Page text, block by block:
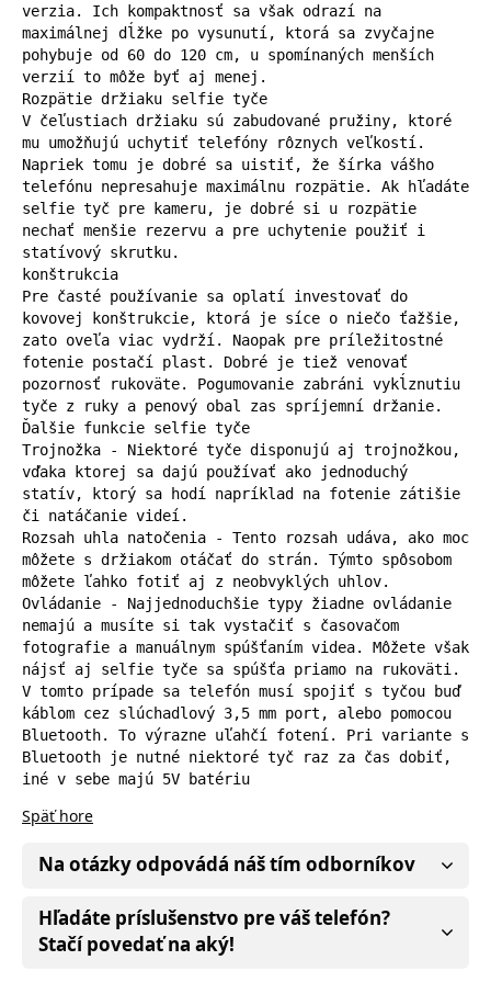
verzia. Ich kompaktnosť sa však odrazí na
maximálnej dĺžke po vysunutí, ktorá sa zvyčajne
pohybuje od 60 do 120 cm, u spomínaných menších
verzií to môže byť aj menej.
Rozpätie držiaku selfie tyče
V čeľustiach držiaku sú zabudované pružiny, ktoré
mu umožňujú uchytiť telefóny rôznych veľkostí.
Napriek tomu je dobré sa uistiť, že šírka vášho
telefónu nepresahuje maximálnu rozpätie. Ak hľadáte
selfie tyč pre kameru, je dobré si u rozpätie
nechať menšie rezervu a pre uchytenie použiť i
statívový skrutku.
konštrukcia
Pre časté používanie sa oplatí investovať do
kovovej konštrukcie, ktorá je síce o niečo ťažšie,
zato oveľa viac vydrží. Naopak pre príležitostné
fotenie postačí plast. Dobré je tiež venovať
pozornosť rukoväte. Pogumovanie zabráni vykĺznutiu
tyče z ruky a penový obal zas spríjemní držanie.
Ďalšie funkcie selfie tyče
Trojnožka - Niektoré tyče disponujú aj trojnožkou,
vďaka ktorej sa dajú používať ako jednoduchý
statív, ktorý sa hodí napríklad na fotenie zátišie
či natáčanie videí.
Rozsah uhla natočenia - Tento rozsah udáva, ako moc
môžete s držiakom otáčať do strán. Týmto spôsobom
môžete ľahko fotiť aj z neobvyklých uhlov.
Ovládanie - Najjednoduchšie typy žiadne ovládanie
nemajú a musíte si tak vystačiť s časovačom
fotografie a manuálnym spúšťaním videa. Môžete však
nájsť aj selfie tyče sa spúšťa priamo na rukoväti.
V tomto prípade sa telefón musí spojiť s tyčou buď
káblom cez slúchadlový 3,5 mm port, alebo pomocou
Bluetooth. To výrazne uľahčí fotení. Pri variante s
Bluetooth je nutné niektoré tyč raz za čas dobiť,
iné v sebe majú 5V batériu
Späť hore
Na otázky odpovádá náš tím odborníkov
Hľadáte príslušenstvo pre váš telefón?
Stačí povedať na aký!